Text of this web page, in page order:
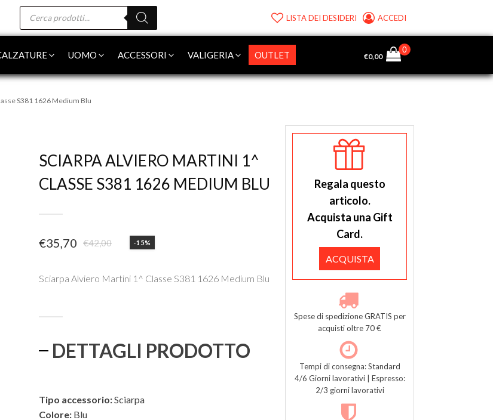
Products
LISTA DEI DESIDERI ACCEDI
UOMO ACCESSORI VALIGERIA OUTLET €0,00
S381 1626 Medium Blu
SCIARPA ALVIERO MARTINI 1^
CLASSE S381 1626 MEDIUM BLU
€42,00
Il
€35,70
Il
-15%
Sciarpa Alviero Martini 1^ Classe S381 1626 Medium Blu
DETTAGLI PRODOTTO
Tipo accessorio:Sciarpa
Colore: Blu
Regala questo
articolo.
Acquista una Gift
Card.
ACQUISTA
Spese di spedizione GRATIS per
acquisti oltre 70 €
Tempi di consegna: Standard
4/6 Giorni lavorativi | Espresso:
2/3 giorni lavorativi